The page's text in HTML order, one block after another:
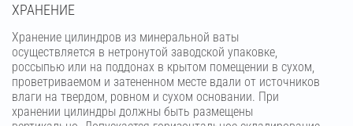
ХРАНЕНИЕ
Хранение цилиндров из минеральной ваты
осуществляется в нетронутой заводской упаковке,
россыпью или на поддонах в крытом помещении в сухом,
проветриваемом и затененном месте вдали от источников
влаги на твердом, ровном и сухом основании. При
хранении цилиндры должны быть размещены